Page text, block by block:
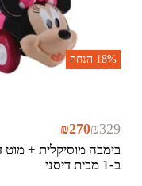
18% הנחה
ב-1 מבית דיסני
₪329
₪270